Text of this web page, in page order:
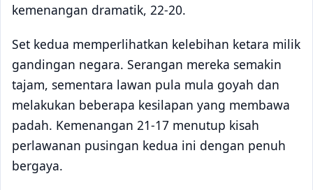
kemenangan dramatik, 22-20.
Set kedua memperlihatkan kelebihan ketara milik
gandingan negara. Serangan mereka semakin
tajam, sementara lawan pula mula goyah dan
melakukan beberapa kesilapan yang membawa
padah. Kemenangan 21-17 menutup kisah
perlawanan pusingan kedua ini dengan penuh
bergaya.